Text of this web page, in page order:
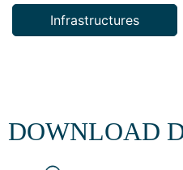
Infrastructures
DOWNLOAD